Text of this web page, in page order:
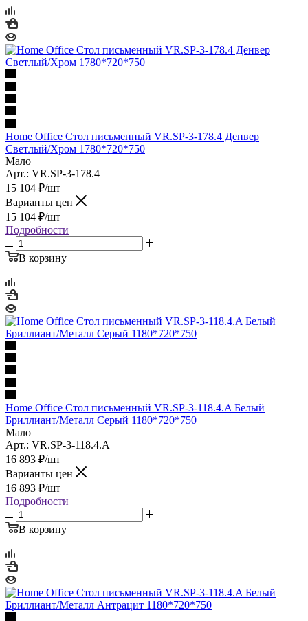
Home Office Стол письменный VR.SP-3-178.4 Денвер
Светлый/Хром 1780*720*750
Мало
Арт.: VR.SP-3-178.4
15 104 ₽/шт
Варианты цен
15 104 ₽/шт
Подробности
В корзину
Home Office Стол письменный VR.SP-3-118.4.A Белый
Бриллиант/Металл Серый 1180*720*750
Мало
Арт.: VR.SP-3-118.4.A
16 893 ₽/шт
Варианты цен
16 893 ₽/шт
Подробности
В корзину